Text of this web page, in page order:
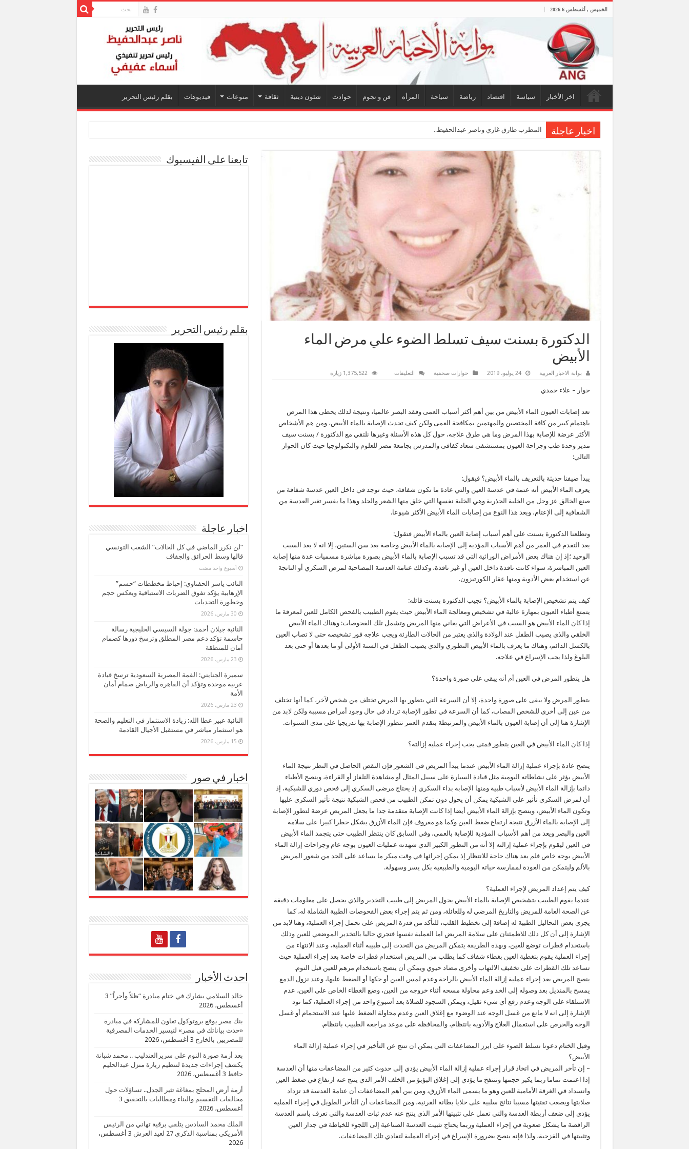
الخميس , أغسطس 6 2026
اخر الأخبار سياسة اقتصاد رياضة سياحة المرأه فن و نجوم حوادث شئون دينية ثقافة منوعات فيديوهات بقلم رئيس التحرير
اخبار عاجلة المطرب طارق غازي وناصر عبدالحفيظ.. شراكة فنية ترسم ملام
الدكتورة بسنت سيف تسلط الضوء علي مرض الماء
الأبيض
بوابة الاخبار العربية 24 يوليو، 2019 حوارات صحفية التعليقات
علي
مرض
الماء
الأبيض
مغلقة
1,375,522 زيارة
حوار – علاء حمدي
تعد إصابات العيون الماء الأبيض من بين أهم أكثر أسباب العمى وفقد البصر عالميا، ونتيجة لذلك يحظى هذا المرض
باهتمام كبير من كافة المختصين والمهتمين بمكافحة العمى ولكن كيف تحدث الإصابة بالماء الأبيض، ومن هم الأشخاص
الأكثر عرضة للإصابة بهذا المرض وما هي طرق علاجه، حول كل هذه الأسئلة وغيرها نلتقي مع الدكتورة / بسنت سيف
مدير وحدة طب وجراحة العيون بمستشفى سعاد كفافى والمدرس بجامعة مصر للعلوم والتكنولوجيا حيث كان الحوار
التالي:
يبدأ ضيفنا حديثة بالتعريف بالماء الأبيض؟ فيقول:
يعرف الماء الأبيض أنه عتمة في عدسة العين والتي عادة ما تكون شفافة، حيث توجد في داخل العين عدسة شفافة من
صنع الخالق عز وجل من الخلية الجذرية وهي الخلية نفسها التي خلق منها الشعر والجلد وهذا ما يفسر تغير العدسة من
الشفافية إلى الإعتام، ويعد هذا النوع من إصابات الماء الأبيض الأكثر شيوعا.
وتطلعنا الدكتورة بسنت على أهم أسباب إصابة العين بالماء الأبيض فتقول:
يعد التقدم في العمر من أهم الأسباب المؤدية إلى الإصابة بالماء الأبيض وخاصة بعد سن الستين، إلا انه لا يعد السبب
الوحيد ؛إذ إن هناك بعض الأمراض الوراثية التي قد تسبب الإصابة بالماء الأبيض بصورة مباشرة مسميات عدة منها إصابة
العين المباشرة، سواء كانت نافذة داخل العين أو غير نافذة، وكذلك عتامة العدسة المصاحبة لمرض السكري أو الناتجة
عن استخدام بعض الأدوية ومنها عقار الكورتيزون.
كيف يتم تشخيص الإصابة بالماء الأبيض؟ تجيب الدكتورة بسنت قائله:
يتمتع أطباء العيون بمهارة عالية في تشخيص ومعالجة الماء الأبيض حيث يقوم الطبيب بالفحص الكامل للعين لمعرفة ما
إذا كان الماء الأبيض هو السبب في الأعراض التي يعاني منها المريض وتشمل تلك الفحوصات: وهناك الماء الأبيض
الخلقي والذي يصيب الطفل عند الولادة والذي يعتبر من الحالات الطارئة ويجب علاجه فور تشخيصه حتى لا تصاب العين
بالكسل الدائم، وهناك ما يعرف بالماء الأبيض التطوري والذي يصيب الطفل في السنة الأولى أو ما بعدها أو حتى بعد
البلوغ ولذا يجب الإسراع في علاجه.
هل يتطور المرض في العين أم أنه يبقى على صورة واحدة؟
يتطور المرض ولا يبقى على صورة واحدة، إلا أن السرعة التي يتطور بها المرض تختلف من شخص لآخر، كما أنها تختلف
من عين إلى أخرى للشخص المصاب، كما أن السرعة في تطور الإصابة تزداد في حال وجود أمراض مسببة ولكن لابد من
الإشارة هنا إلى أن إصابة العيون بالماء الأبيض والمرتبطة بتقدم العمر تتطور الإصابة بها تدريجيا على مدى السنوات.
إذا كان الماء الأبيض في العين يتطور فمتى يجب إجراء عملية إزالته؟
ينصح عادة بإجراء عملية إزالة الماء الأبيض عندما يبدأ المريض في الشعور فإن النقص الحاصل في النظر نتيجة الماء
الأبيض يؤثر على نشاطاته اليومية مثل قيادة السيارة على سبيل المثال أو مشاهدة التلفاز أو القراءة، وينصح الأطباء
دائما بإزالة الماء الأبيض لأسباب طبية ومنها الإصابة بداء السكري إذ يحتاج مرضى السكري إلى فحص دوري للشبكية، إذ
أن لمرض السكري تأثير على الشبكية يمكن أن يحول دون تمكن الطبيب من فحص الشبكية نتيجة تأثير السكري عليها
وتكون الماء الأبيض، وينصح بإزالة الماء الأبيض أيضا إذا كانت الإصابة متقدمة جدا ما يجعل المريض عرضة لتطور الإصابة
إلى الإصابة بالماء الأزرق نتيجة ارتفاع ضغط العين وكما هو معروف فإن الماء الأزرق يشكل خطرا كبيرا على سلامة
العين والبصر ويعد من أهم الأسباب المؤدية للإصابة بالعمى، وفي السابق كان ينتظر الطبيب حتى يتجمد الماء الأبيض
في العين ليقوم بإجراء عملية إزالته إلا أنه من التطور الكبير الذي شهدته عمليات العيون بوجه عام وجراحات إزالة الماء
الأبيض بوجه خاص فلم يعد هناك حاجة للانتظار إذ يمكن إجرائها في وقت مبكر ما يساعد على الحد من شعور المريض
بالألم وليتمكن من العودة لممارسة حياته اليومية والطبيعية بكل يسر وسهولة.
كيف يتم إعداد المريض لإجراء العملية؟
عندما يقوم الطبيب بتشخيص الإصابة بالماء الأبيض يحول المريض إلى طبيب التخدير والذي يحصل على معلومات دقيقة
عن الصحة العامة للمريض والتاريخ المرضي له وللعائلة، ومن ثم يتم إجراء بعض الفحوصات الطبية الشاملة له، كما
يجري بعض التحاليل الطبية له إضافة إلى تخطيط القلب، للتأكد من قدرة المريض على تحمل إجراء العملية، وهنا لابد من
الإشارة إلى أن كل ذلك للاطمئنان على سلامة المريض اما العملية نفسها فتجري حاليا بالتخدير الموضعي للعين وذلك
باستخدام قطرات توضع للعين، وبهذه الطريقة يتمكن المريض من التحدث إلى طبيبه أثناء العملية، وعند الانتهاء من
إجراء العملية يقوم بتغطية العين بغطاء شفاف كما يطلب من المريض استخدام قطرات خاصة بعد إجراء العملية حيث
تساعد تلك القطرات على تخفيف الالتهاب وأخرى مضاد حيوي ويمكن أن ينصح باستخدام مرهم للعين قبل النوم.
ينصح المريض بعد إجراء عملية إزالة الماء الأبيض بالراحة وعدم لمس العين أو حكها أو الضغط عليها، وعند نزول الدمع
يمسح بالمنديل بعد وصوله إلى الخد وعم محاولة مسحه أثناء خروجه من العين، وضع الغطاء الخاص على العين، عدم
الاستلقاء على الوجه وعدم رفع أي شيء ثقيل، ويمكن السجود للصلاة بعد أسبوع واحد من إجراء العملية، كما نود
الإشارة إلى انه لا مانع من غسل الوجه عند الوضوء مع إغلاق العين وعدم محاولة الضغط عليها عند الاستحمام أو غسل
الوجه والحرص على استعمال العلاج والأدوية بانتظام، والمحافظة على موعد مراجعة الطبيب بانتظام.
وقبل الختام دعونا نسلط الضوء على ابرز المضاعفات التي يمكن ان تنتج عن التأخير في إجراء عملية إزالة الماء
الأبيض؟
– إن تأخر المريض في اتخاذ قرار إجراء عملية إزالة الماء الأبيض يؤدي إلى حدوث كثير من المضاعفات منها أن العدسة
إذا اعتمت تماما ربما يكبر حجمها وتنتفخ ما يؤدي إلى إغلاق البؤبؤ من الخلف الأمر الذي ينتج عنه ارتفاع في ضغط العين
وانسداد في الغرفة الأمامية للعين وهو ما يسمى الماء الأزرق، ومن بين أهم المضاعفات أن عتامة العدسة قد تزداد
صلابتها ويصعب تفتيتها مسببا نتائج سلبية على خلايا بطانة القرنية، ومن المضاعفات أن التأخر الطويل في إجراء العملية
يؤدي إلى ضعف أربطة العدسة والتي تعمل على تثبيتها الأمر الذي ينتج عنه عدم ثبات العدسة والتي تعرف باسم العدسة
الراقصة ما يشكل صعوبة في إجراء العملية وربما يحتاج تثبيت العدسة الصناعية إلى اللجوء للخياطة في جدار العين
وتثبيتها في القزحية، ولذا فإنه ينصح بضرورة الإسراع في إجراء العملية لتفادي تلك المضاعفات.
تابعنا على الفيسبوك
بقلم رئيس التحرير
اخبار عاجلة
“لن نكرر الماضي في كل الحالات” الشعب التونسي
قالها وسط الحرائق والجفاف
‏أسبوع واحد مضت
النائب ياسر الحفناوي: إحباط مخططات “حسم”
الإرهابية يؤكد تفوق الضربات الاستباقية ويعكس حجم
وخطورة التحديات
30 مارس، 2026
النائبة جيلان أحمد: جولة السيسي الخليجية رسالة
حاسمة تؤكد دعم مصر المطلق وترسخ دورها كصمام
أمان للمنطقة
23 مارس، 2026
سميرة الجنايني: القمة المصرية السعودية ترسخ قيادة
عربية موحدة وتؤكد أن القاهرة والرياض صمام أمان
الأمة
23 مارس، 2026
النائبة عبير عطا الله: زيادة الاستثمار في التعليم والصحة
هو استثمار مباشر في مستقبل الأجيال القادمة
15 مارس، 2026
اخبار في صور
احدث الأخبار
خالد السلامي يشارك في ختام مبادرة “ظلاً وأجراً” 3
أغسطس، 2026
بنك مصر يوقع بروتوكول تعاون للمشاركة في مبادرة
«حدث بياناتك في مصر» لتيسير الخدمات المصرفية
للمصريين بالخارج 3 أغسطس، 2026
بعد أزمة صورة النوم على سريرالعندليب .. محمد شبانة
يكشف إجراءات جديدة لتنظيم زيارة منزل عبدالحليم
حافظ 3 أغسطس، 2026
أزمة أرض المحلج بمغاغة تثير الجدل.. تساؤلات حول
مخالفات التقسيم والبناء ومطالبات بالتحقيق 3
أغسطس، 2026
الملك محمد السادس يتلقي برقية تهاني من الرئيس
الأمريكي بمناسبة الذكرى 27 لعيد العرش
3 أغسطس،
2026